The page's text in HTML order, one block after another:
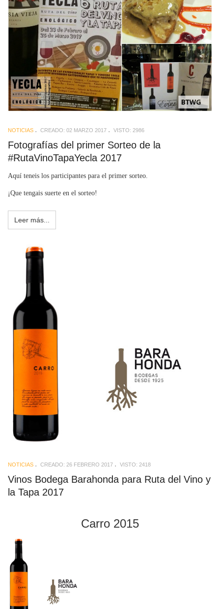
NOTICIAS CREADO: 02 MARZO 2017 VISTO: 2986
Fotografías del primer Sorteo de la
#RutaVinoTapaYecla 2017
Aquí teneis los participantes para el primer sorteo.
¡Que tengais suerte en el sorteo!
Leer más...
NOTICIAS CREADO: 26 FEBRERO 2017 VISTO: 2418
Vinos Bodega Barahonda para Ruta del Vino y
la Tapa 2017
Carro 2015